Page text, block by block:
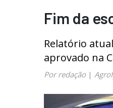
Fim da
Relatório
aprovado na
Por redação|